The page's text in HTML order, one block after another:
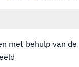
met behulp van